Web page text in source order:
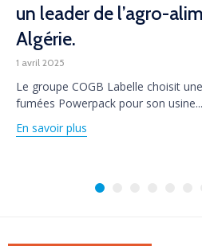
un leader de l’agro-
Algérie.
1 avril 2025
Le groupe COGB Labelle choisit
fumées Powerpack pour son usine...
En savoir plus